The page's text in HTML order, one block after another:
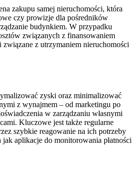
zakupu samej nieruchomości, która
czy prowizje dla pośredników
budynkiem. W przypadku
związanych z finansowaniem
z utrzymaniem nieruchomości
zyski oraz minimalizować
z wynajmem – od marketingu po
w zarządzaniu własnymi
Kluczowe jest także regularne
szybkie reagowanie na ich potrzeby
aplikacje do monitorowania płatności